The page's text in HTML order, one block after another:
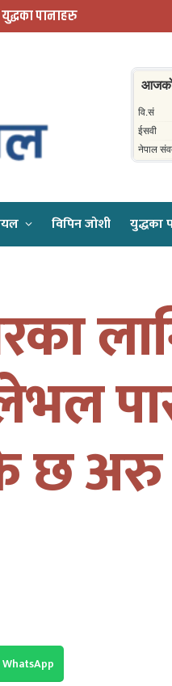
युद्धका पानाहरु
विपिन जोशी युद्धका
छ अरु
WhatsApp